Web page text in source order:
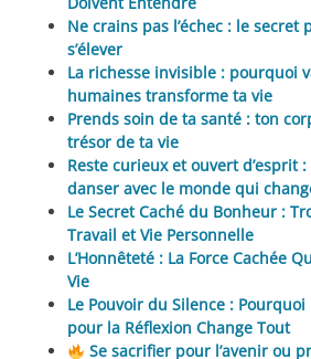
Ne crains pas l’échec : le
s’élever
La richesse invisible : pourquoi
humaines transforme ta vie
Prends soin de ta santé : ton
trésor de ta vie
Reste curieux et ouvert d’esprit
danser avec le monde qui
Le Secret Caché du Bonheur :
Travail et Vie Personnelle
L’Honnêteté : La Force Cachée
Vie
Le Pouvoir du Silence :
pour la Réflexion Change Tout
Se sacrifier pour l’avenir ou